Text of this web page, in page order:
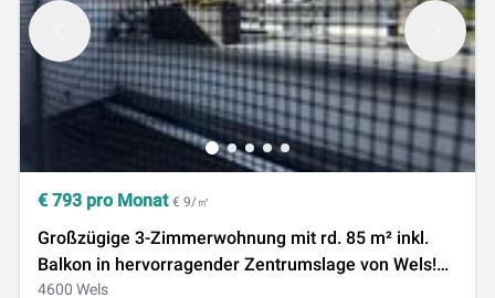
€ 793 pro Monat € 9/㎡
Großzügige 3-Zimmerwohnung mit rd. 85 m² inkl.
Balkon in hervorragender Zentrumslage von Wels!
Perfekte Anbindung, Infrastruktur und
4600 Wels